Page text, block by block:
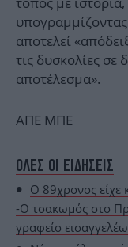
αποτελεί
τις δυσκολίες σε
αποτέλεσμα».
ΑΠΕ ΜΠΕ
ΟΛΕΣ ΟΙ ΕΙΔΗΣΕΙΣ
Ο 89χρονος είχε
-Ο τσακωμός στο
γραφείο